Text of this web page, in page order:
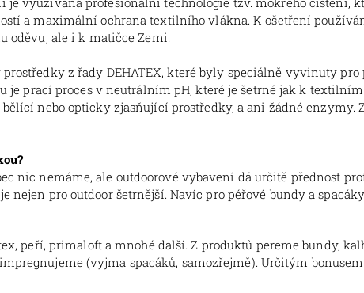
a maximální ochrana textilního vlákna. K ošetření
oděvu, ale i k matičce Zemi.
z řady DEHATEX, které byly speciálně vyvinuty
je prací proces v neutrálním pH, které je šetrné jak k
bělící nebo opticky zjasňující prostředky, a ani žádné
nic nemáme, ale outdoorové vybavení dá určitě přednost
pro outdoor šetrnější. Navíc pro péřové bundy a
peří, primaloft a mnohé další. Z produktů pereme bundy,
(vyjma spacáků, samozřejmě). Určitým